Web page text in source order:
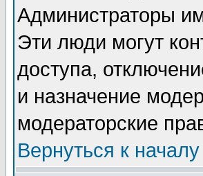
Администраторы
Эти люди могут
доступа,
и назначение
модераторские
Вернуться к началу